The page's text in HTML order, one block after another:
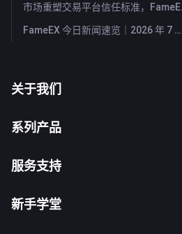
市场重
FameEX 今日新闻速览｜2026 年 7 月 28 日
关于我们
系列产品
服务支持
新手学堂